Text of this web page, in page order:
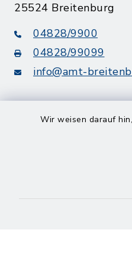
Wir weisen darauf
25524 Breitenburg
04828/9900
04828/99099
info@amt-